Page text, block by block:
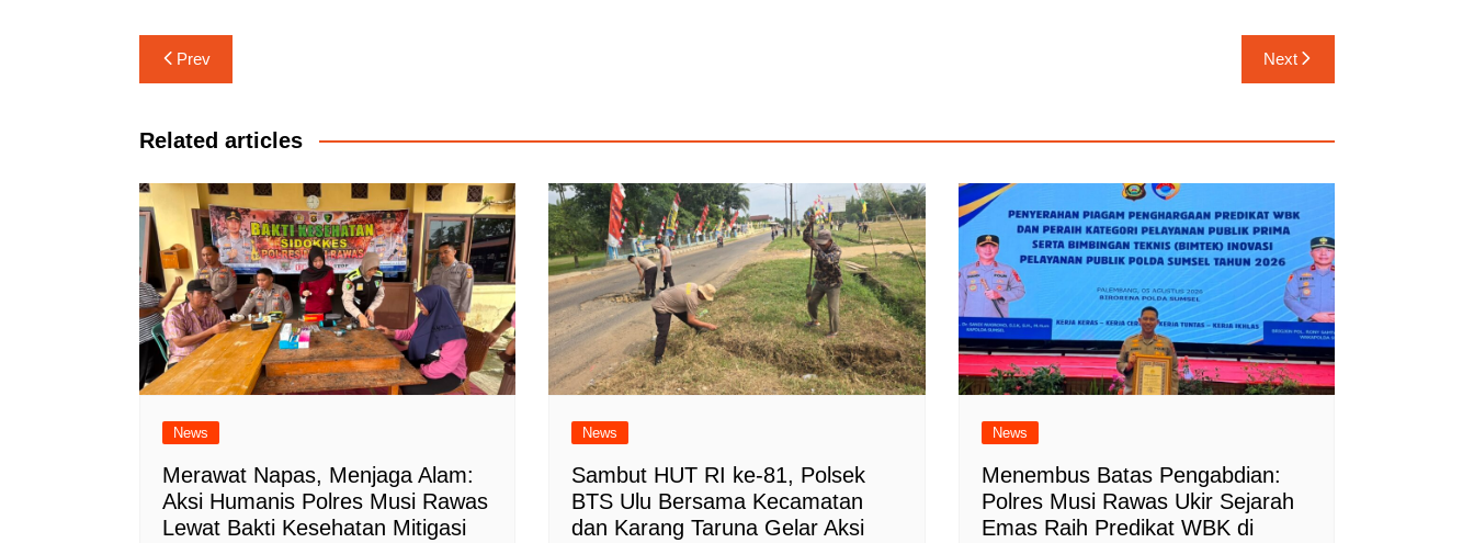
Navigasi
pos
Prev Next
Related articles
News
Merawat Napas, Menjaga Alam:
Aksi Humanis Polres Musi Rawas
Lewat Bakti Kesehatan Mitigasi
News
Sambut HUT RI ke-81, Polsek
BTS Ulu Bersama Kecamatan
dan Karang Taruna Gelar Aksi
News
Menembus Batas Pengabdian:
Polres Musi Rawas Ukir Sejarah
Emas Raih Predikat WBK di